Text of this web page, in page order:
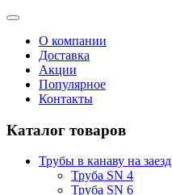
О компании
Доставка
Акции
Популярное
Контакты
Каталог товаров
Трубы в канаву на заезд
Труба SN 4
Труба SN 6